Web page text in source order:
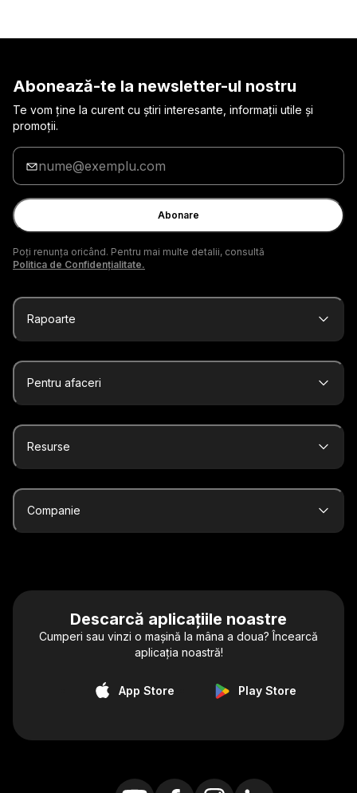
Abonează-te la newsletter-ul nostru
Te vom ține la curent cu știri interesante, informații utile și
promoții.
Introduceți
adresa
de
e-
mail
Abonare
Poți renunța oricând. Pentru mai multe detalii, consultă
Politica de Confidențialitate.
Rapoarte
Pentru afaceri
Resurse
Companie
Descarcă aplicațiile noastre
Cumperi sau vinzi o mașină la mâna a doua? Încearcă
aplicația noastră!
App Store Play Store